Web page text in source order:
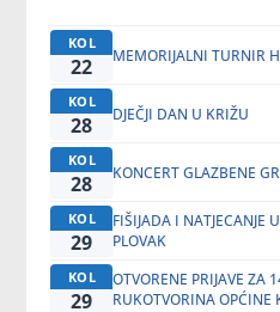
KOL
22 MEMORIJALNI TURNIR
KOL
28 DJEČJI DAN U KRIŽU
KOL
28 KONCERT GLAZBENE
KOL
29
FIŠIJADA I NATJECANJE
PLOVAK
KOL
29
OTVORENE PRIJAVE ZA
RUKOTVORINA OPĆINE